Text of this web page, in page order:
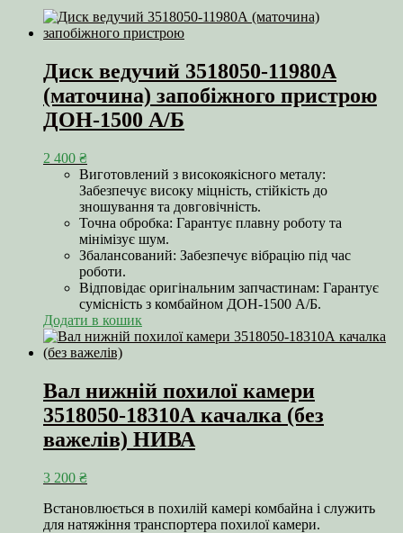
Диск ведучий 3518050-11980А
(маточина) запобіжного пристрою
ДОН-1500 А/Б
2 400 ₴
Виготовлений з високоякісного металу:
Забезпечує високу міцність, стійкість до
зношування та довговічність.
Точна обробка: Гарантує плавну роботу та
мінімізує шум.
Збалансований: Забезпечує вібрацію під час
роботи.
Відповідає оригінальним запчастинам: Гарантує
сумісність з комбайном ДОН-1500 А/Б.
Додати в кошик
Вал нижній похилої камери
3518050-18310А качалка (без
важелів) НИВА
3 200 ₴
Встановлюється в похилій камері комбайна і служить
для натяжіння транспортера похилої камери.